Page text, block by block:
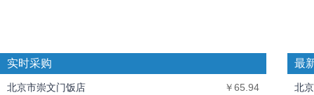
实时采购
北京市崇文门饭店
￥65.94
最
北